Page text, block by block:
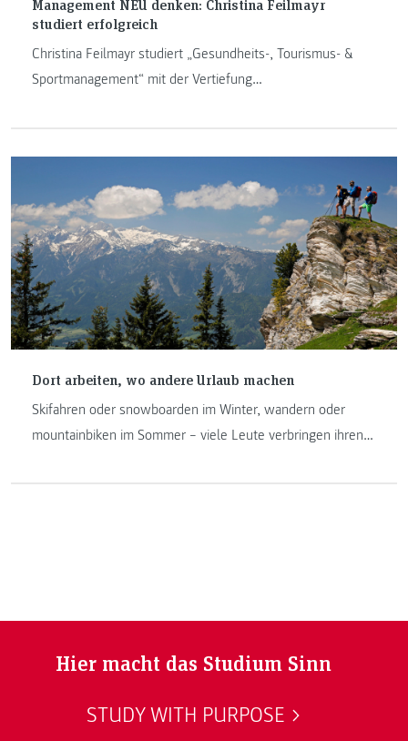
Management NEU denken: Christina Feilmayr
studiert erfolgreich
Christina Feilmayr studiert „Gesundheits-, Tourismus- &
Sportmanagement“ mit der Vertiefung
Auslandssemester in Finnland und ihrem Berufspraktikum
Dort arbeiten, wo andere Urlaub machen
Skifahren oder snowboarden im Winter, wandern oder
mountainbiken im Sommer – viele Leute verbringen ihren
Hier macht das Studium Sinn
STUDY WITH PURPOSE